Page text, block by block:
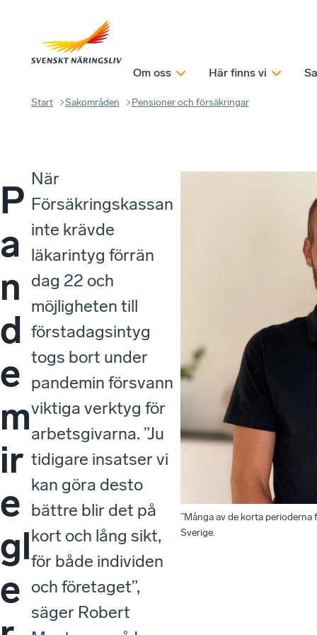
Om oss Här finns vi
Start Sakområden Pensioner och försäkringar
P
a
n
d
e
m
ir
e
gl
e
När
Försäkringskassan
inte krävde
läkarintyg förrän
dag 22 och
möjligheten till
förstadagsintyg
togs bort under
pandemin försvann
viktiga verktyg för
arbetsgivarna. ”Ju
tidigare insatser vi
kan göra desto
bättre blir det på
kort och lång sikt,
för både individen
och företaget”,
säger Robert
”Många av de korta
Sverige.